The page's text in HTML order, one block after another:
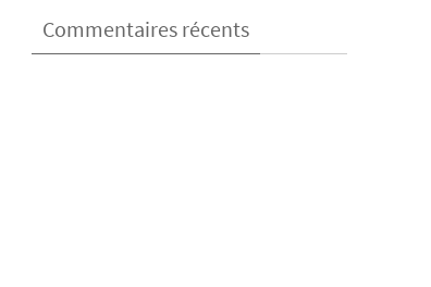
Commentaires récents